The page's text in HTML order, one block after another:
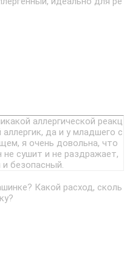
аллергической реакц
да и у младшего с
я очень довольна, что
сушит и не раздражает,
безопасный.
Какой расход, сколь